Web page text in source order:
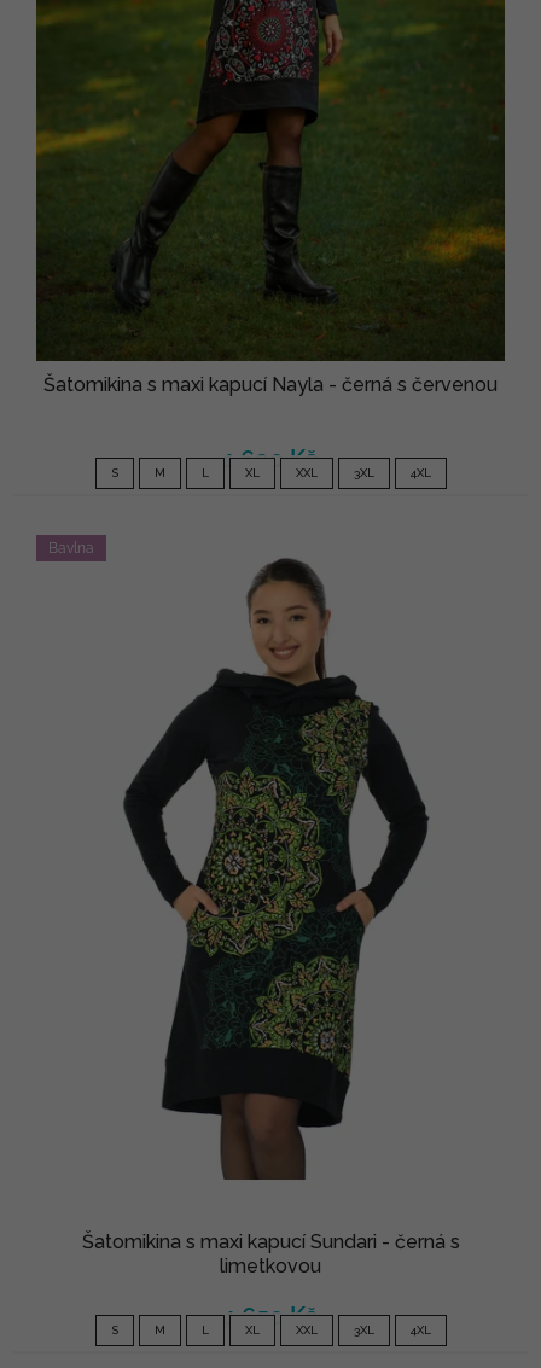
Šatomikina s maxi kapucí Nayla - černá s červenou
1 690 Kč
S M L XL XXL 3XL 4XL
Bavlna
Šatomikina s maxi kapucí Sundari - černá s
limetkovou
1 650 Kč
S M L XL XXL 3XL 4XL